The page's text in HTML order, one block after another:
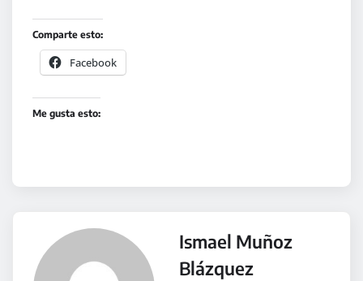
Comparte esto:
Facebook
Me gusta esto:
Ismael Muñoz
Blázquez